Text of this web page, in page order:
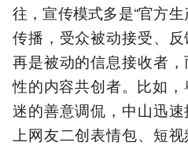
往，宣传模式多是“官方
传播，受众被动接受、
再是被动的信息接收者
性的内容共创者。比如，
迷的善意调侃，中山迅
上网友二创表情包、短